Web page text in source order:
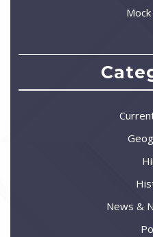
News &